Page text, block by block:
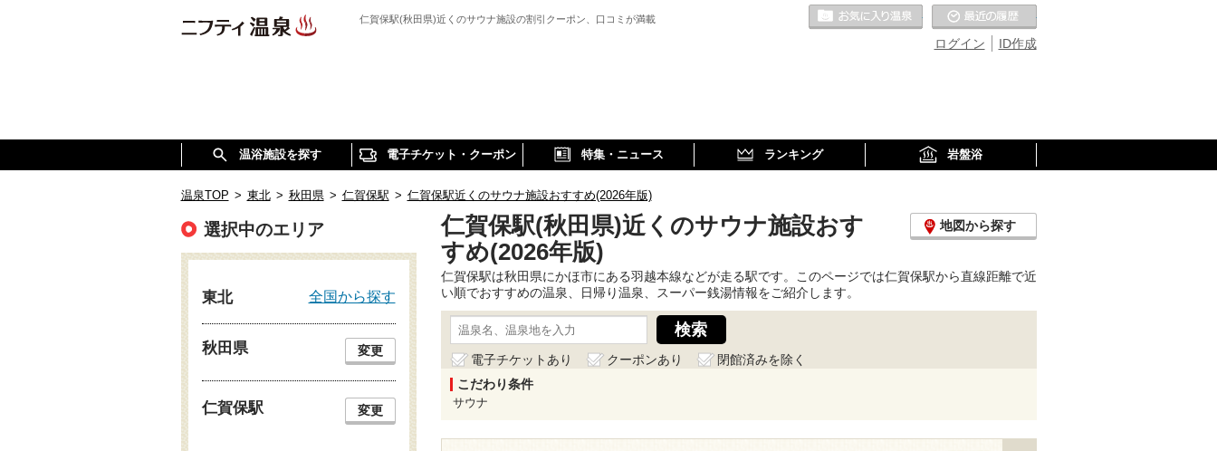
仁賀保駅(秋田県)近くのサウナ施設の割引クーポン、口コミが満載
ID作成
ログイン
お気に入りの温泉
温浴施設を探す 電子チケット・クーポン 特集・ニュース ランキング 岩盤浴
温泉TOP > 東北 > 秋田県 > 仁賀保駅 > 仁賀保駅近くのサウナ施設おすすめ(2026年版)
仁賀保駅(秋田県)近くのサウナ施設おす
すめ(2026年版)
地図から探す
仁賀保駅は秋田県にかほ市にある羽越本線などが走る駅です。このページでは仁賀保駅から直線距離で近
い順でおすすめの温泉、日帰り温泉、スーパー銭湯情報をご紹介します。
電子チケットあり クーポンあり
閉館済みを除く
こだわり条件
サウナ
選択中のエリア
東北 全国から探す
秋田県 変更
仁賀保駅 変更